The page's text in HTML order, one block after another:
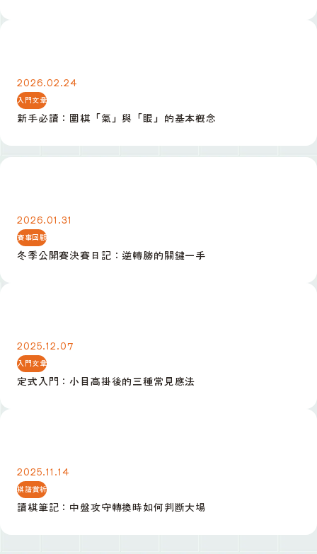
2026.02.24
入門文章
新手必讀：圍棋「氣」與「眼」的基本概念
2026.01.31
賽事回顧
冬季公開賽決賽日記：逆轉勝的關鍵一手
2025.12.07
入門文章
定式入門：小目高掛後的三種常見應法
2025.11.14
棋譜賞析
讀棋筆記：中盤攻守轉換時如何判斷大場